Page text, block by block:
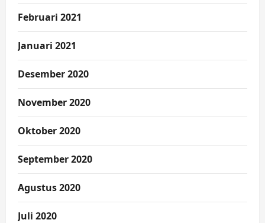
Februari 2021
Januari 2021
Desember 2020
November 2020
Oktober 2020
September 2020
Agustus 2020
Juli 2020